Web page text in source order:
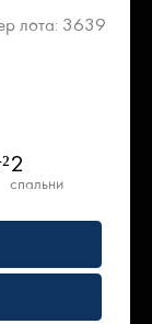
лота: 3639
2
спальни